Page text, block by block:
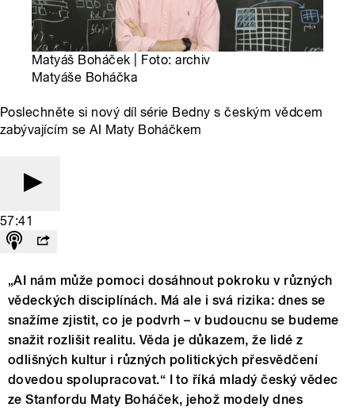
Matyáš Boháček | Foto: archiv
Matyáše Boháčka
Poslechněte si nový díl série Bedny s českým vědcem
zabývajícím se AI Maty Boháčkem
57:41
„AI nám může pomoci dosáhnout pokroku v různých
vědeckých disciplínách. Má ale i svá rizika: dnes se
snažíme zjistit, co je podvrh – v budoucnu se budeme
snažit rozlišit realitu. Věda je důkazem, že lidé z
odlišných kultur i různých politických přesvědčení
dovedou spolupracovat.“ I to říká mladý český vědec
ze Stanfordu Maty Boháček, jehož modely dnes